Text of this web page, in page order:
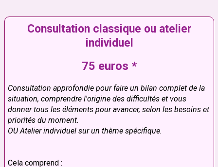
Consultation classique ou atelier
individuel
75 euros *
Consultation approfondie pour faire un bilan complet de la
situation, comprendre l'origine des difficultés et vous
donner tous les éléments pour avancer, selon les besoins et
priorités du moment.
OU Atelier individuel sur un thème spécifique.
Cela comprend :